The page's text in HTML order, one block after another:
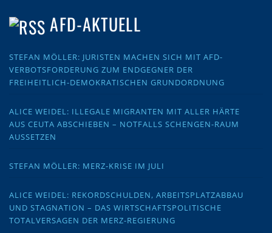
AFD-AKTUELL
STEFAN MÖLLER: JURISTEN MACHEN SICH MIT AFD-
VERBOTSFORDERUNG ZUM ENDGEGNER DER
FREIHEITLICH-DEMOKRATISCHEN GRUNDORDNUNG
ALICE WEIDEL: ILLEGALE MIGRANTEN MIT ALLER HÄRTE
AUS CEUTA ABSCHIEBEN – NOTFALLS SCHENGEN-RAUM
AUSSETZEN
STEFAN MÖLLER: MERZ-KRISE IM JULI
ALICE WEIDEL: REKORDSCHULDEN, ARBEITSPLATZABBAU
UND STAGNATION – DAS WIRTSCHAFTSPOLITISCHE
TOTALVERSAGEN DER MERZ-REGIERUNG